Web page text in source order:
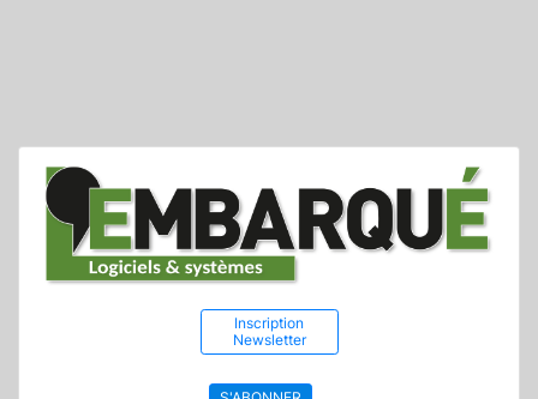
Inscription
Newsletter